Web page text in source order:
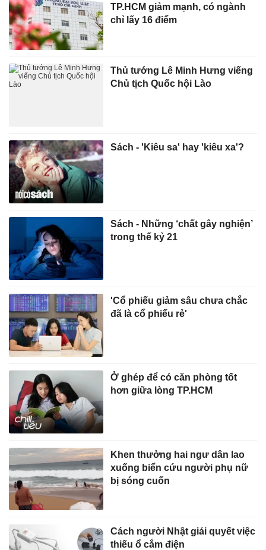
TP.HCM giảm mạnh, có ngành
chỉ lấy 16 điểm
Thủ tướng Lê Minh Hưng viếng
Chủ tịch Quốc hội Lào
Sách - 'Kiêu sa' hay 'kiêu xa'?
Sách - Những ‘chất gây nghiện’
trong thế kỷ 21
'Cổ phiếu giảm sâu chưa chắc
đã là cổ phiếu rẻ'
Ở ghép để có căn phòng tốt
hơn giữa lòng TP.HCM
Khen thưởng hai ngư dân lao
xuống biển cứu người phụ nữ
bị sóng cuốn
Cách người Nhật giải quyết việc
thiếu ổ cắm điện